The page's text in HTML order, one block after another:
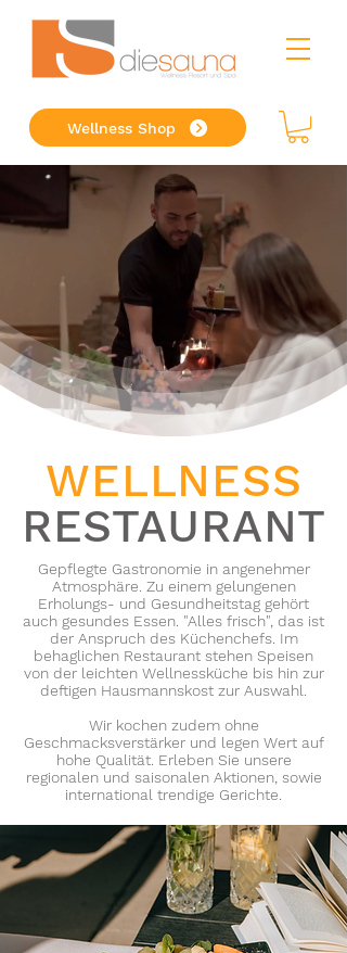
Wellness Shop
WELLNESS
RESTAURANT
Gepflegte Gastronomie in angenehmer
Atmosphäre. Zu einem gelungenen
Erholungs- und Gesundheitstag gehört
auch gesundes Essen. "Alles frisch", das ist
der Anspruch des Küchenchefs. Im
behaglichen Restaurant stehen Speisen
von der leichten Wellnessküche bis hin zur
deftigen Hausmannskost zur Auswahl.
Wir kochen zudem ohne
Geschmacksverstärker und legen Wert auf
hohe Qualität. Erleben Sie unsere
regionalen und saisonalen Aktionen, sowie
international trendige Gerichte.